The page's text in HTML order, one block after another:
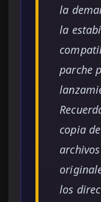
la
la
parche
copia
los